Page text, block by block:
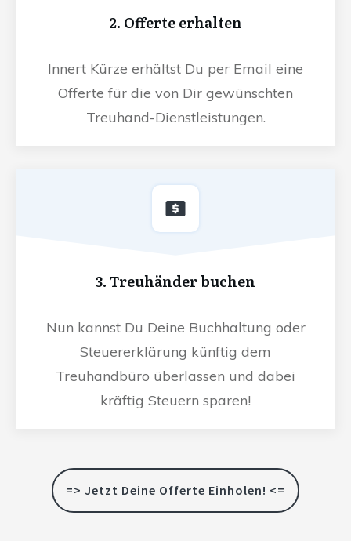
2. Offerte erhalten
Innert Kürze erhältst Du per Email eine
Offerte für die von Dir gewünschten
Treuhand-Dienstleistungen.
3. Treuhänder buchen
Nun kannst Du Deine Buchhaltung oder
Steuererklärung künftig dem
Treuhandbüro überlassen und dabei
kräftig Steuern sparen!
=> Jetzt Deine Offerte Einholen! <=